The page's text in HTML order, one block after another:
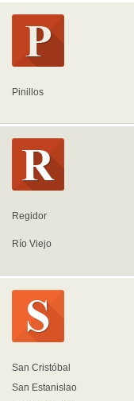
Pinillos
Regidor
Río Viejo
San Cristóbal
San Estanislao